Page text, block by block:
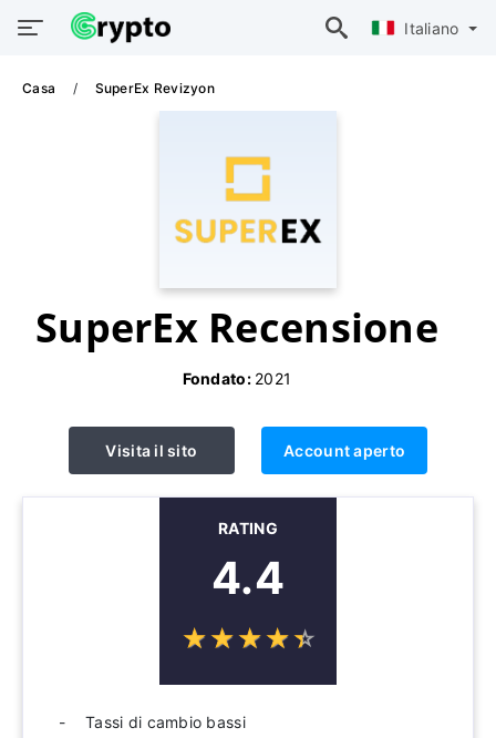
Italiano
Casa SuperEx Revizyon
SuperEx Recensione
Fondato: 2021
Visita il sito Account aperto
RATING
4.4
☆☆☆☆☆
★★★★★
Tassi di cambio bassi